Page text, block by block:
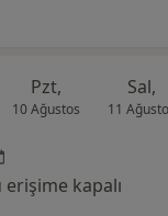
Pzt,
10 Ağustos
Sal,
11
kapalı